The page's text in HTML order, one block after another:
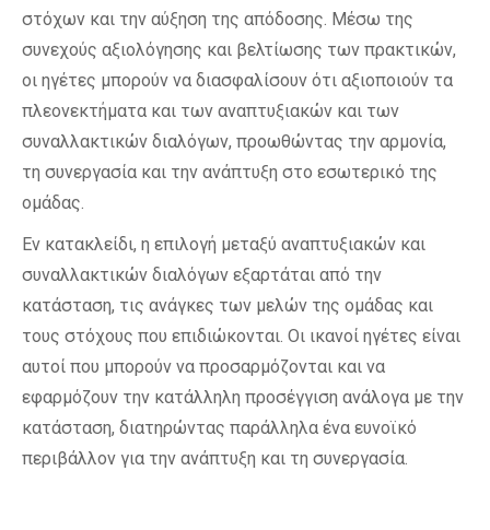
στόχων και την αύξηση της απόδοσης. Μέσω της
συνεχούς αξιολόγησης και βελτίωσης των πρακτικών,
οι ηγέτες μπορούν να διασφαλίσουν ότι αξιοποιούν τα
πλεονεκτήματα και των αναπτυξιακών και των
συναλλακτικών διαλόγων, προωθώντας την αρμονία,
τη συνεργασία και την ανάπτυξη στο εσωτερικό της
ομάδας.
Εν κατακλείδι, η επιλογή μεταξύ αναπτυξιακών και
συναλλακτικών διαλόγων εξαρτάται από την
κατάσταση, τις ανάγκες των μελών της ομάδας και
τους στόχους που επιδιώκονται. Οι ικανοί ηγέτες είναι
αυτοί που μπορούν να προσαρμόζονται και να
εφαρμόζουν την κατάλληλη προσέγγιση ανάλογα με την
κατάσταση, διατηρώντας παράλληλα ένα ευνοϊκό
περιβάλλον για την ανάπτυξη και τη συνεργασία.